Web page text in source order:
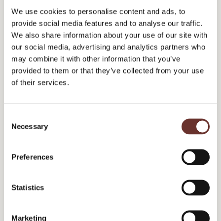
We use cookies to personalise content and ads, to
provide social media features and to analyse our traffic.
We also share information about your use of our site with
our social media, advertising and analytics partners who
may combine it with other information that you’ve
provided to them or that they’ve collected from your use
of their services.
Necessary
Preferences
Statistics
Marketing
retning og fundament. Publico
Branding Personas
Kernefortælling
Analyse & effektmåling Strategi
vand- og spildevandsspecialist
og hjælper forsyninger,
kommuner og...
Sociale medier Film
Kernefortælling Employer Branding